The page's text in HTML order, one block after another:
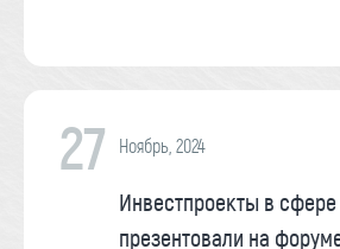
27 Ноябрь, 2024
Инвестпроекты в сфере
презентовали на форуме